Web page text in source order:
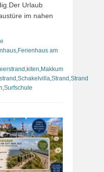
Urlaub
im nahen
Ferienhaus am
kiten Makkum
Schakelvilla Strand Strand
Surfschule